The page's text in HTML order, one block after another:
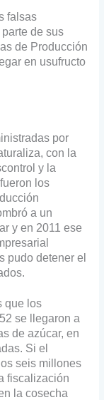
falsas
de sus
de Producción
en usufructo
por
con la
y la
los
a un
y en 2011 ese
pudo detener el
que los
se llegaron a
de azúcar, en
Si el
seis millones
fiscalización
la cosecha